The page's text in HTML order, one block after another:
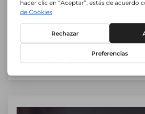
Las mejores para una gestión
Descargar guía